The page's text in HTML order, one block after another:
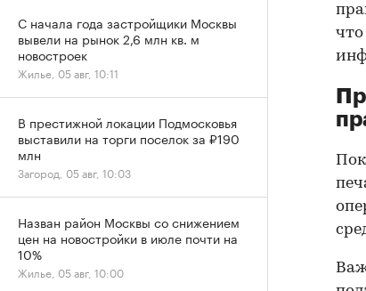
С начала года застройщики Москвы
вывели на рынок 2,6 млн кв. м
новостроек
Жилье, 05 авг, 10:11
В престижной локации Подмосковья
выставили на торги поселок за ₽190
млн
Загород, 05 авг, 10:03
Назван район Москвы со снижением
цен на новостройки в июле почти на
10%
Жилье, 05 авг, 10:00